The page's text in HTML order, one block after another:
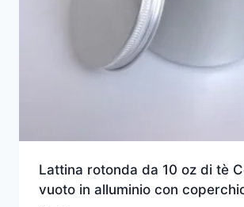
Lattina rotonda da 10 oz di tè
vuoto in alluminio con